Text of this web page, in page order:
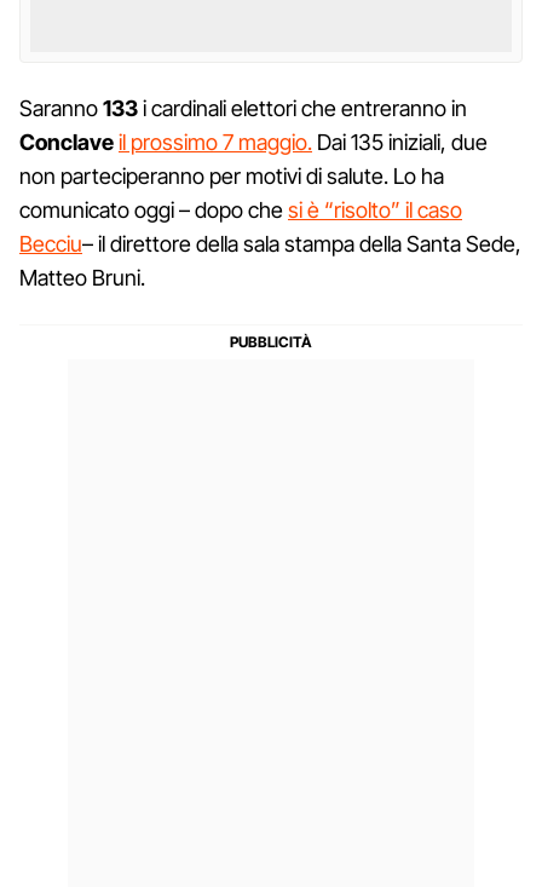
Saranno133i cardinali elettori che entreranno in
Conclaveil prossimo 7 maggio. Dai 135 iniziali, due
non parteciperanno per motivi di salute. Lo ha
comunicato oggi – dopo chesi è “risolto” il caso
Becciu– il direttore della sala stampa della Santa Sede,
Matteo Bruni.